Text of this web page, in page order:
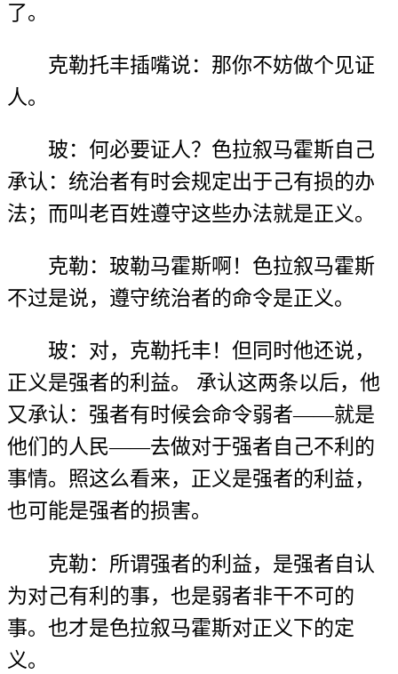
了。
克勒托丰插嘴说：那你不妨做个见证
人。
玻：何必要证人？色拉叙马霍斯自己
承认：统治者有时会规定出于己有损的办
法；而叫老百姓遵守这些办法就是正义。
克勒：玻勒马霍斯啊！色拉叙马霍斯
不过是说，遵守统治者的命令是正义。
玻：对，克勒托丰！但同时他还说，
正义是强者的利益。 承认这两条以后，他
又承认：强者有时候会命令弱者——就是
他们的人民——去做对于强者自己不利的
事情。照这么看来，正义是强者的利益，
也可能是强者的损害。
克勒：所谓强者的利益，是强者自认
为对己有利的事，也是弱者非干不可的
事。也才是色拉叙马霍斯对正义下的定
义。